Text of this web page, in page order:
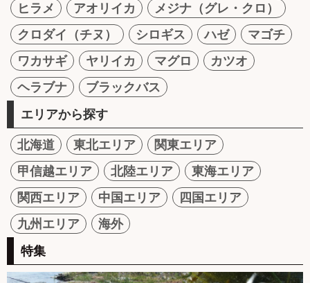
ヒラメ
アオリイカ
メジナ（グレ・クロ）
クロダイ（チヌ）
シロギス ハゼ
マゴチ
ワカサギ
ヤリイカ マグロ
カツオ
ヘラブナ
ブラックバス
エリアから探す
北海道 東北エリア
関東エリア
甲信越エリア
北陸エリア
東海エリア
関西エリア
中国エリア
四国エリア
九州エリア
海外
特集